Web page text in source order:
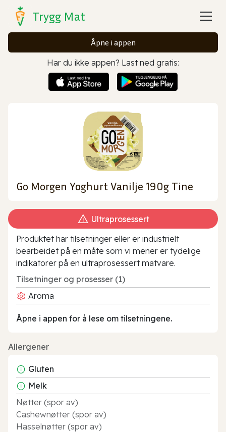
Trygg Mat
Åpne i appen
Har du ikke appen? Last ned gratis:
Go Morgen Yoghurt Vanilje 190g Tine
Ultraprosessert
Produktet har tilsetninger eller er industrielt
bearbeidet på en måte som vi mener er tydelige
indikatorer på en ultraprosessert matvare.
Tilsetninger og prosesser (1)
Aroma
Åpne i appen for å lese om tilsetningene.
Allergener
Gluten
Melk
Nøtter (spor av)
Cashewnøtter (spor av)
Hasselnøtter (spor av)